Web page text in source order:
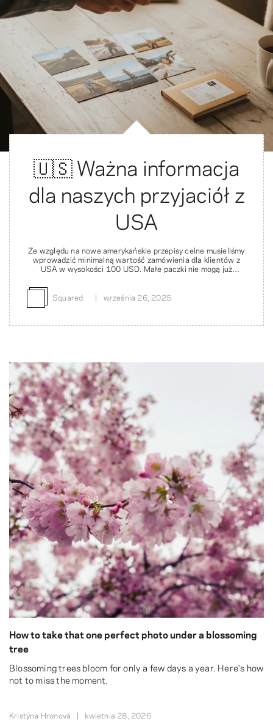
🇺🇸 Ważna informacja
dla naszych przyjaciół z
USA
Ze względu na nowe amerykańskie przepisy celne musieliśmy
wprowadzić minimalną wartość zamówienia dla klientów z
USA w wysokości 100 USD. Małe paczki nie mogą już
skomplikowana i kosztowna, a my szukamy teraz partnerów
w USA, którzy pomogą nam przybliżyć Wam nasze ręcznie
robione produkty.
Squared września 26, 2025
How to take that one perfect photo under a blossoming
tree
Blossoming trees bloom for only a few days a year. Here's how
not to miss the moment.
Kristýna Hronová kwietnia 28, 2026